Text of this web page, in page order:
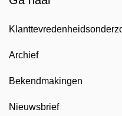
Archief
Bekendmakingen
Nieuwsbrief